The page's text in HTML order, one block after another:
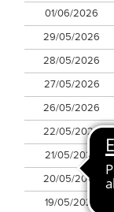
01/06/2026
29/05/2026
28/05/2026
27/05/2026
26/05/2026
22/05/2026
21/05/2026
20/05/2026
19/05/2026